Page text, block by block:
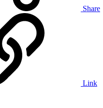
Share
Link